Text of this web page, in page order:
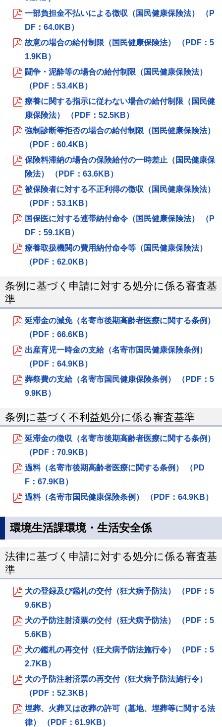
一部負担金不払いによる徴収（国民健康保険法） （P
DF：64.0KB）
故意の場合の給付制限（国民健康保険法） （PDF：5
1.9KB）
闘争・泥酔等の場合の給付制限（国民健康保険法）
（PDF：53.4KB）
療養に関する指示に従わない場合の給付制限（国民健
康保険法） （PDF：52.5KB）
強制診断等拒否の場合の給付制限（国民健康保険法）
（PDF：60.4KB）
保険料滞納の場合の保険給付の一時差止（国民健康保
険法） （PDF：63.6KB）
被保険者に対する不正利得の徴収（国民健康保険法）
（PDF：53.1KB）
国保医に対する連帯納付命令（国民健康保険法） （P
DF：59.1KB）
療養取扱機関の費用納付命令等（国民健康保険法）
（PDF：62.0KB）
条例に基づく申請に対する処分に係る審査基
準
延滞金の減免（名寄市後期高齢者医療に関する条例）
（PDF：66.6KB）
出産育児一時金の支給（名寄市国民健康保険条例）
（PDF：64.9KB）
葬祭費の支給（名寄市国民健康保険条例） （PDF：5
9.9KB）
条例に基づく不利益処分に係る審査基準
延滞金の徴収（名寄市後期高齢者医療に関する条例）
（PDF：70.9KB）
過料（名寄市後期高齢者医療に関する条例） （PD
F：67.9KB）
過料（名寄市国民健康保険条例） （PDF：64.9KB）
環境生活課環境・生活安全係
法律に基づく申請に対する処分に係る審査基
準
犬の登録及び鑑札の交付（狂犬病予防法） （PDF：5
9.6KB）
犬の予防注射済票の交付（狂犬病予防法） （PDF：5
5.6KB）
犬の鑑札の再交付（狂犬病予防法施行令） （PDF：5
2.7KB）
犬の予防注射済票の再交付（狂犬病予防法施行令）
（PDF：52.3KB）
埋葬、火葬又は改葬の許可（墓地、埋葬等に関する法
律） （PDF：61.9KB）